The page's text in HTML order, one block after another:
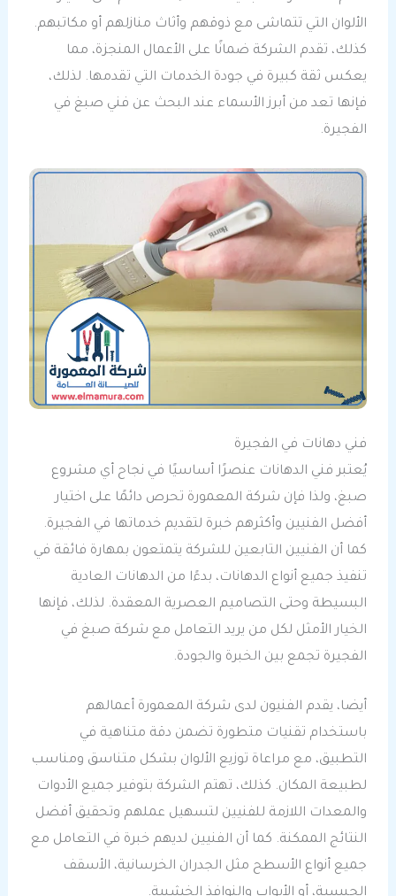
الألوان التي تتماشى مع ذوقهم وأثاث منازلهم أو مكاتبهم.
كذلك، تقدم الشركة ضمانًا على الأعمال المنجزة، مما
يعكس ثقة كبيرة في جودة الخدمات التي تقدمها. لذلك،
فإنها تعد من أبرز الأسماء عند البحث عن فني صبغ في
الفجيرة.
فني دهانات في الفجيرة
يُعتبر فني الدهانات عنصرًا أساسيًا في نجاح أي مشروع
صبغ، ولذا فإن شركة المعمورة تحرص دائمًا على اختيار
أفضل الفنيين وأكثرهم خبرة لتقديم خدماتها في الفجيرة.
كما أن الفنيين التابعين للشركة يتمتعون بمهارة فائقة في
تنفيذ جميع أنواع الدهانات، بدءًا من الدهانات العادية
البسيطة وحتى التصاميم العصرية المعقدة. لذلك، فإنها
الخيار الأمثل لكل من يريد التعامل مع شركة صبغ في
الفجيرة تجمع بين الخبرة والجودة.
أيضا، يقدم الفنيون لدى شركة المعمورة أعمالهم
باستخدام تقنيات متطورة تضمن دقة متناهية في
التطبيق، مع مراعاة توزيع الألوان بشكل متناسق ومناسب
لطبيعة المكان. كذلك، تهتم الشركة بتوفير جميع الأدوات
والمعدات اللازمة للفنيين لتسهيل عملهم وتحقيق أفضل
النتائج الممكنة. كما أن الفنيين لديهم خبرة في التعامل مع
جميع أنواع الأسطح مثل الجدران الخرسانية، الأسقف